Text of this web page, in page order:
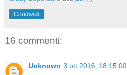
Condividi
16 commenti:
Unknown 3 ott 2016, 18:15:00